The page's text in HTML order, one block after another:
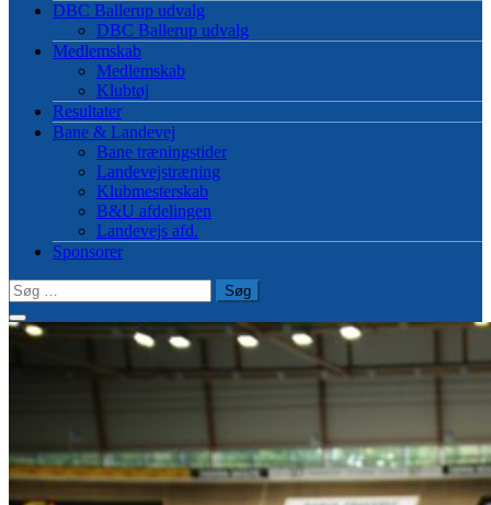
DBC Ballerup udvalg
DBC Ballerup udvalg
Medlemskab
Medlemskab
Klubtøj
Resultater
Bane & Landevej
Bane træningstider
Landevejstræning
Klubmesterskab
B&U afdelingen
Landevejs afd.
Sponsorer
Søg
efter: